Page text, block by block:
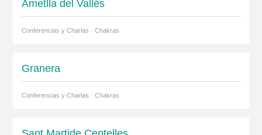
Ametlla del Vallés
Conferencias y Charlas · Chakras
Granera
Conferencias y Charlas · Chakras